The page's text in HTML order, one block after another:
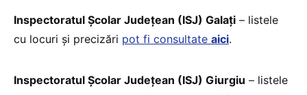
Inspectoratul Școlar Județean (ISJ) Galaţi – listele
cu locuri și precizări pot fi consultate aici.
Inspectoratul Școlar Județean (ISJ) Giurgiu – listele